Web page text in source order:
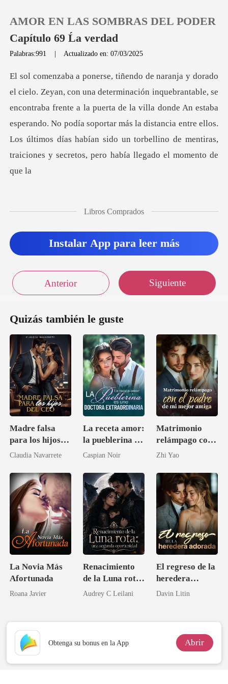
0
Recargar
AMOR EN LAS SOMBRAS DEL PODER
Capítulo 69 Ĺa verdad
Palabras:991 | Actualizado en: 07/03/2025
contraba frente a la puerta de la villa donde An estaba
esperando. No podía soportar más la distancia entre ellos.
L
Libros Comprados
Instalar App para leer más
Anterior Siguiente
Quizás también le guste
Madre falsa
para los hijos
del CEO
Claudia Navarrete
La receta amor:
la pueblerina es
una doctora
Caspian Noir
Matrimonio
relámpago con
el padre de mi
Zhi Yao
La Novia Más
Afortunada
Roana Javier
Renacimiento
de la Luna rota:
una segunda
Audrey C Leilani
El regreso de la
heredera
adorada
Davin Litin
Obtenga su bonus en la App Abrir